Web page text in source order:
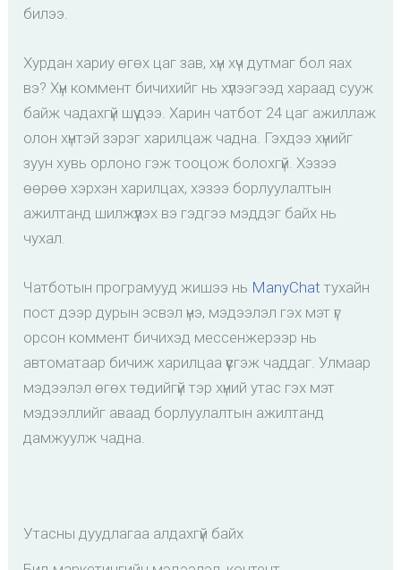
билээ.
Хурдан хариу өгөх цаг зав, хүн хүч дутмаг бол яах
вэ? Хүн коммент бичихийг нь хүлээгээд хараад сууж
байж чадахгүй шүү дээ. Харин чатбот 24 цаг ажиллаж
олон хүнтэй зэрэг харилцаж чадна. Гэхдээ хүнийг
зуун хувь орлоно гэж тооцож болохгүй. Хэзээ
өөрөө хэрхэн харилцах, хэзээ борлуулалтын
ажилтанд шилжүүлэх вэ гэдгээ мэддэг байх нь
чухал.
Чатботын програмууд жишээ нь ManyChatтухайн
пост дээр дурын эсвэл үнэ, мэдээлэл гэх мэт үг
орсон коммент бичихэд мессенжерээр нь
автоматаар бичиж харилцаа үүсгэж чаддаг. Улмаар
мэдээлэл өгөх төдийгүй тэр хүний утас гэх мэт
мэдээллийг аваад борлуулалтын ажилтанд
дамжуулж чадна.
Утасны дуудлагаа алдахгүй байх